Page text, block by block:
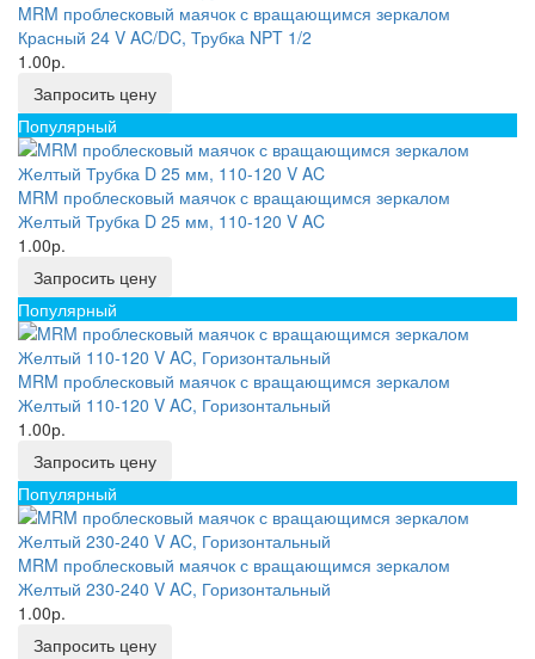
MRM проблесковый маячок с вращающимся зеркалом
Красный 24 V AC/DC, Трубка NPT 1/2
1.00р.
Запросить цену
Популярный
MRM проблесковый маячок с вращающимся зеркалом
Желтый Трубка D 25 мм, 110-120 V AC
1.00р.
Запросить цену
Популярный
MRM проблесковый маячок с вращающимся зеркалом
Желтый 110-120 V AC, Горизонтальный
1.00р.
Запросить цену
Популярный
MRM проблесковый маячок с вращающимся зеркалом
Желтый 230-240 V AC, Горизонтальный
1.00р.
Запросить цену